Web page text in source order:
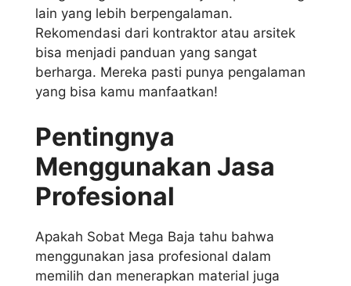
lain yang lebih berpengalaman.
Rekomendasi dari kontraktor atau arsitek
bisa menjadi panduan yang sangat
berharga. Mereka pasti punya pengalaman
yang bisa kamu manfaatkan!
Pentingnya
Menggunakan Jasa
Profesional
Apakah Sobat Mega Baja tahu bahwa
menggunakan jasa profesional dalam
memilih dan menerapkan material juga